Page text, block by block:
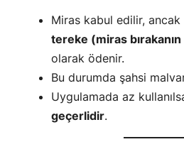
Miras kabul edilir,
tereke (miras bırakanın
olarak ödenir.
Bu durumda şahsi
Uygulamada az
geçerlidir.